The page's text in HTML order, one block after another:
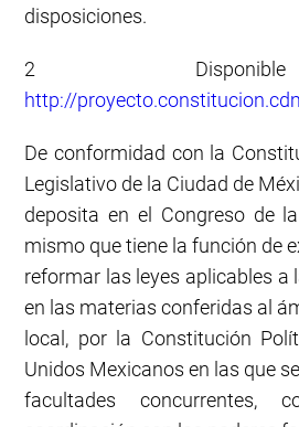
disposiciones.
2
http://
De conformidad con la
Legislativo de la Ciudad de
deposita en el Congreso de
mismo que tiene la función de
reformar las leyes aplicables a
en las materias conferidas al
local, por la Constitución
Unidos Mexicanos en las que
facultades concurrentes,